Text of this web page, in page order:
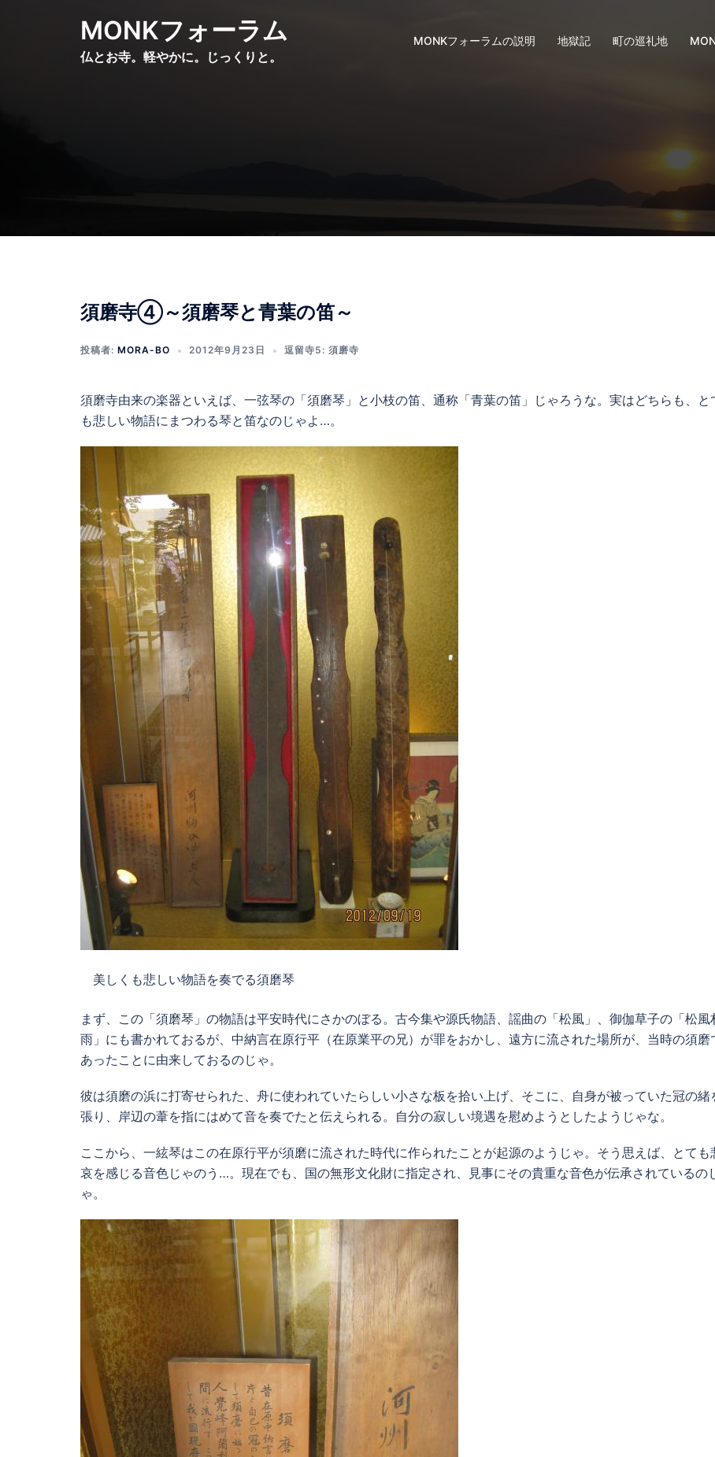
MONKフォーラム
仏とお寺。軽やかに。じっくりと。
MONKフォーラムの説明 地獄記 町の巡礼地
須磨寺④～須磨琴と青葉の笛～
投稿者: MORA-BO 2012年9月23日 逗留寺5: 須磨寺
須磨寺由来の楽器といえば、一弦琴の「須磨琴」と小枝の笛、通称「青葉の笛」じゃろうな。実はどちらも、と
も悲しい物語にまつわる琴と笛なのじゃよ…。
美しくも悲しい物語を奏でる須磨琴
まず、この「須磨琴」の物語は平安時代にさかのぼる。古今集や源氏物語、謡曲の「松風」、御伽草子の「松風
雨」にも書かれておるが、中納言在原行平（在原業平の兄）が罪をおかし、遠方に流された場所が、当時の須磨
あったことに由来しておるのじゃ。
彼は須磨の浜に打寄せられた、舟に使われていたらしい小さな板を拾い上げ、そこに、自身が被っていた冠の緒
張り、岸辺の葦を指にはめて音を奏でたと伝えられる。自分の寂しい境遇を慰めようとしたようじゃな。
ここから、一絃琴はこの在原行平が須磨に流された時代に作られたことが起源のようじゃ。そう思えば、とても
哀を感じる音色じゃのう…。現在でも、国の無形文化財に指定され、見事にその貴重な音色が伝承されているの
ゃ。
Ž›—
—
‚¦‚ÎAˆêŒ·‹Õ‚Ìu{–‹Õv‚Æ¬Ž}
‚Ì“JA’ÊÌuÂ
t‚Ì“Jv‚¶‚á‚ë‚¤
‚ÈBŽÀ‚Í‚Ç‚¿‚ç‚àA‚Æ‚Ä‚à”ß‚µ‚¢•¨Œê‚É‚Ü‚Â‚í‚é‹Õ‚Æ“J‚È‚Ì‚¶‚á‚æcB